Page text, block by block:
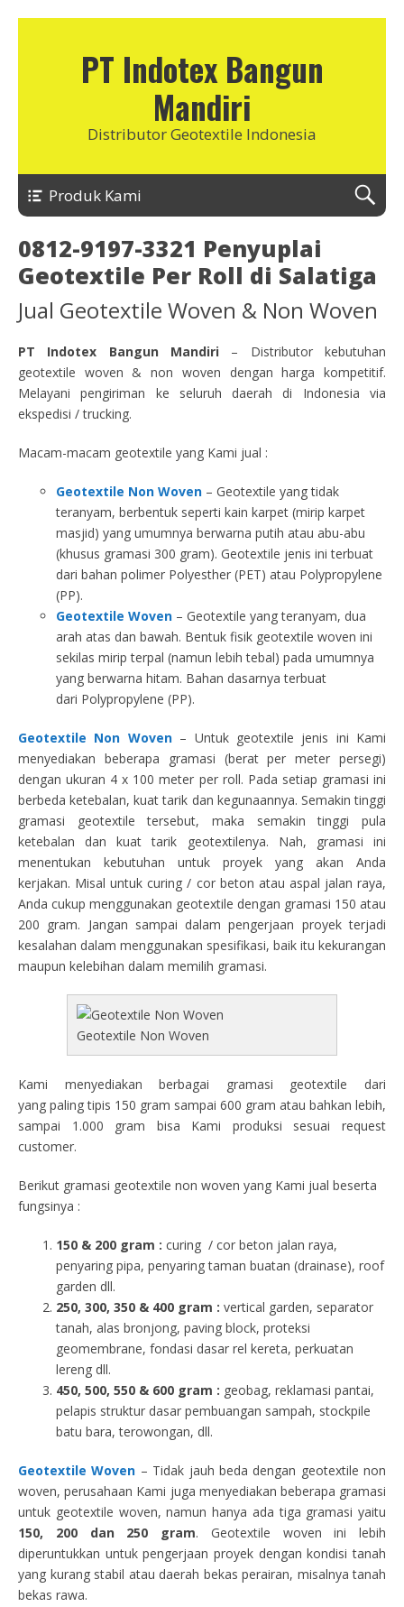
PT Indotex Bangun
Mandiri
Distributor Geotextile Indonesia
Produk Kami
0812-9197-3321 Penyuplai
Geotextile Per Roll di Salatiga
Jual Geotextile Woven & Non Woven
PT Indotex Bangun Mandiri – Distributor kebutuhan
geotextile woven & non woven dengan harga kompetitif.
Melayani pengiriman ke seluruh daerah di Indonesia via
ekspedisi / trucking.
Macam-macam geotextile yang Kami jual :
Geotextile Non Woven – Geotextile yang tidak
teranyam, berbentuk seperti kain karpet (mirip karpet
masjid) yang umumnya berwarna putih atau abu-abu
(khusus gramasi 300 gram). Geotextile jenis ini terbuat
dari bahan polimer Polyesther (PET) atau Polypropylene
(PP).
Geotextile Woven – Geotextile yang teranyam, dua
arah atas dan bawah. Bentuk fisik geotextile woven ini
sekilas mirip terpal (namun lebih tebal) pada umumnya
yang berwarna hitam. Bahan dasarnya terbuat
dari Polypropylene (PP).
Geotextile Non Woven– Untuk geotextile jenis ini Kami
menyediakan beberapa gramasi (berat per meter persegi)
dengan ukuran 4 x 100 meter per roll. Pada setiap gramasi ini
berbeda ketebalan, kuat tarik dan kegunaannya. Semakin tinggi
gramasi geotextile tersebut, maka semakin tinggi pula
ketebalan dan kuat tarik geotextilenya. Nah, gramasi ini
menentukan kebutuhan untuk proyek yang akan Anda
kerjakan. Misal untuk curing / cor beton atau aspal jalan raya,
Anda cukup menggunakan geotextile dengan gramasi 150 atau
200 gram. Jangan sampai dalam pengerjaan proyek terjadi
kesalahan dalam menggunakan spesifikasi, baik itu kekurangan
maupun kelebihan dalam memilih gramasi.
Geotextile Non Woven
Kami menyediakan berbagai gramasi geotextile dari
yang paling tipis 150 gram sampai 600 gram atau bahkan lebih,
sampai 1.000 gram bisa Kami produksi sesuai request
customer.
Berikut gramasi geotextile non woven yang Kami jual beserta
fungsinya :
150 & 200 gram : curing / cor beton jalan raya,
penyaring pipa, penyaring taman buatan (drainase), roof
garden dll.
250, 300, 350 & 400 gram : vertical garden, separator
tanah, alas bronjong, paving block, proteksi
geomembrane, fondasi dasar rel kereta, perkuatan
lereng dll.
450, 500, 550 & 600 gram : geobag, reklamasi pantai,
pelapis struktur dasar pembuangan sampah, stockpile
batu bara, terowongan, dll.
Geotextile Woven – Tidak jauh beda dengan geotextile non
woven, perusahaan Kami juga menyediakan beberapa gramasi
untuk geotextile woven, namun hanya ada tiga gramasi yaitu
150, 200 dan 250 gram. Geotextile woven ini lebih
diperuntukkan untuk pengerjaan proyek dengan kondisi tanah
yang kurang stabil atau daerah bekas perairan, misalnya tanah
bekas rawa.